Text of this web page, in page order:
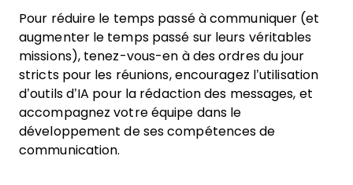
Pour réduire le temps passé à communiquer (et
augmenter le temps passé sur leurs véritables
missions), tenez-vous-en à des ordres du jour
stricts pour les réunions, encouragez l’utilisation
d’outils d’IA pour la rédaction des messages, et
accompagnez votre équipe dans le
développement de ses compétences de
communication.